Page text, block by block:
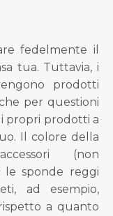
fedelmente il
tua. Tuttavia, i
prodotti
per questioni
propri prodotti a
Il colore della
(non
sponde reggi
ad esempio,
a quanto